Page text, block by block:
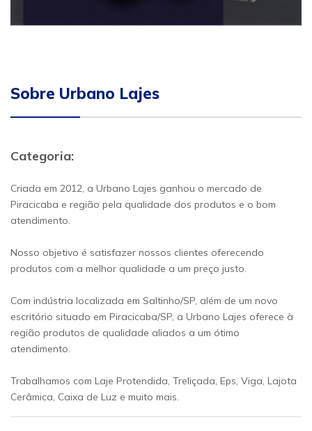
Sobre Urbano Lajes
Categoria:
Criada em 2012, a Urbano Lajes ganhou o mercado de
Piracicaba e região pela qualidade dos produtos e o bom
atendimento.
Nosso objetivo é satisfazer nossos clientes oferecendo
produtos com a melhor qualidade a um preço justo.
Com indústria localizada em Saltinho/SP, além de um novo
escritório situado em Piracicaba/SP, a Urbano Lajes oferece à
região produtos de qualidade aliados a um ótimo
atendimento.
Trabalhamos com Laje Protendida, Treliçada, Eps, Viga, Lajota
Cerâmica, Caixa de Luz e muito mais.